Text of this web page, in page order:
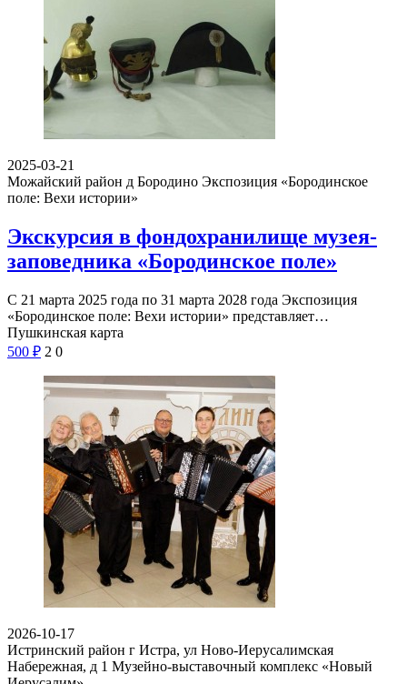
2025-03-21
Можайский район д Бородино Экспозиция «Бородинское
поле: Вехи истории»
Экскурсия в фондохранилище музея-
заповедника «Бородинское поле»
С 21 марта 2025 года по 31 марта 2028 года Экспозиция
«Бородинское поле: Вехи истории» представляет…
Пушкинская карта
500 ₽ 2 0
2026-10-17
Истринский район г Истра, ул Ново-Иерусалимская
Набережная, д 1 Музейно-выставочный комплекс «Новый